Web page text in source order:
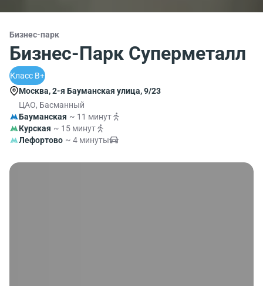
Бизнес-парк
Бизнес-Парк Суперметалл
Класс B+
Москва, 2-я Бауманская улица, 9/23
ЦАО, Басманный
Бауманская ~ 11 минут
Курская ~ 15 минут
Лефортово ~ 4 минуты